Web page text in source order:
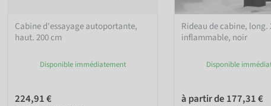
Cabine d'essayage autoportante,
haut. 200 cm
Disponible immédiatement
224,91 €
Rideau de cabine, long.
inflammable, noir
Disponible
à partir de 177,31 €